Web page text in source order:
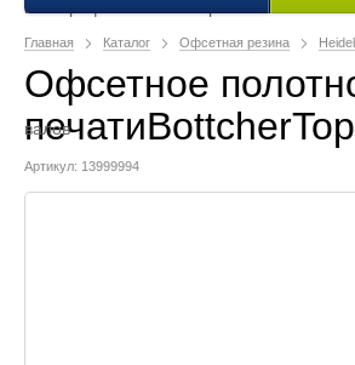
Главная Каталог Офсетная резина
Офсетное
Артикул: 13999994